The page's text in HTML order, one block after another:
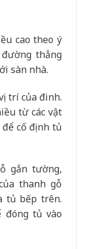
cao theo ý
thẳng
sàn nhà.
trí của đinh.
từ các vật
cố định tủ
gắn tường,
thanh gỗ
tủ bếp trên.
đóng tủ vào